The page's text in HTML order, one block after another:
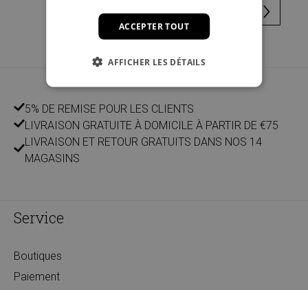
5% DE REMISE POUR LES CLIENTS
LIVRAISON GRATUITE À DOMICILE À PARTIR DE €75
LIVRAISON ET RETOUR GRATUITS DANS NOS 14
MAGASINS
Service
Boutiques
Paiement
ACCEPTER TOUT
AFFICHER LES DÉTAILS